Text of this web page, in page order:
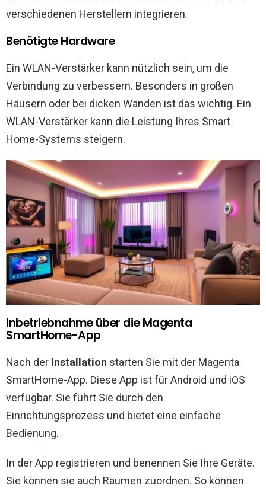
verschiedenen Herstellern integrieren.
Benötigte Hardware
Ein WLAN-Verstärker kann nützlich sein, um die
Verbindung zu verbessern. Besonders in großen
Häusern oder bei dicken Wänden ist das wichtig. Ein
WLAN-Verstärker kann die Leistung Ihres Smart
Home-Systems steigern.
Inbetriebnahme über die Magenta
SmartHome-App
Nach der Installation starten Sie mit der Magenta
SmartHome-App. Diese App ist für Android und iOS
verfügbar. Sie führt Sie durch den
Einrichtungsprozess und bietet eine einfache
Bedienung.
In der App registrieren und benennen Sie Ihre Geräte.
Sie können sie auch Räumen zuordnen. So können